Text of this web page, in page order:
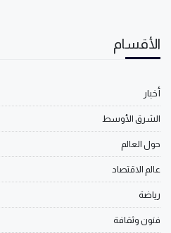
الأقسام
أخبار
الشرق الأوسط
حول العالم
عالم الاقتصاد
رياضة
فنون وثقافة